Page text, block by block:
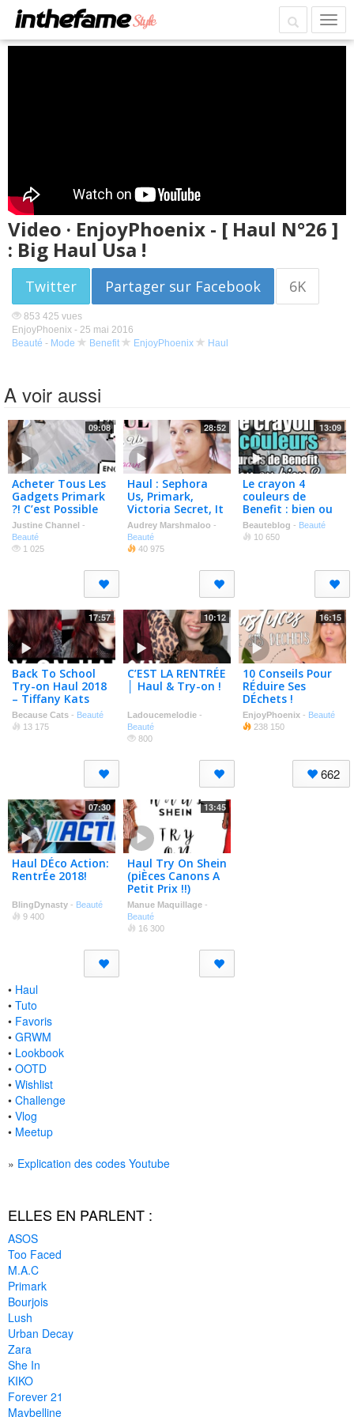
Video · EnjoyPhoenix - [ Haul N°26 ]
: Big Haul Usa !
Twitter Partager sur Facebook 6K
853 425 vues
EnjoyPhoenix - 25 mai 2016
Beauté - Mode Benefit EnjoyPhoenix Haul
A voir aussi
09:08
Acheter Tous Les
Gadgets Primark
?! C’est Possible
😂
Justine Channel -
Beauté
1 025
28:52
Haul : Sephora
Us, Primark,
Victoria Secret, It
Cosmetics …
Audrey Marshmaloo -
Beauté
40 975
13:09
Le crayon 4
couleurs de
Benefit : bien ou
bien ?
Beauteblog - Beauté
10 650
17:57
Back To School
Try-on Haul 2018
– Tiffany Kats
Because Cats - Beauté
13 175
10:12
C’EST LA RENTRÉE
│ Haul & Try-on !
Ladoucemelodie-
Beauté
800
16:15
10 Conseils Pour
RÉduire Ses
DÉchets !
EnjoyPhoenix- Beauté
238 150
662
07:30
Haul DÉco Action:
RentrÉe 2018!
BlingDynasty - Beauté
9 400
13:45
Haul Try On Shein
(piÈces Canons A
Petit Prix !!)
Manue Maquillage-
Beauté
16 300
• Haul
• Tuto
• Favoris
• GRWM
• Lookbook
• OOTD
• Wishlist
• Challenge
• Vlog
• Meetup
» Explication des codes Youtube
ELLES EN PARLENT :
ASOS
Too Faced
M.A.C
Primark
Bourjois
Lush
Urban Decay
Zara
She In
KIKO
Forever 21
Maybelline